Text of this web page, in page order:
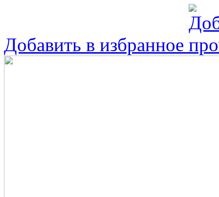
Добавить в избранное